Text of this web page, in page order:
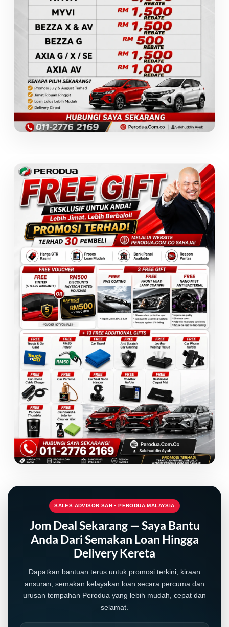
SALES ADVISOR SAH • PERODUA MALAYSIA
Jom Deal Sekarang — Saya Bantu
Anda Dari Semakan Loan Hingga
Delivery Kereta
Dapatkan bantuan terus untuk promosi terkini, kiraan
ansuran, semakan kelayakan loan secara percuma dan
urusan tempahan Perodua yang lebih mudah, cepat dan
selamat.